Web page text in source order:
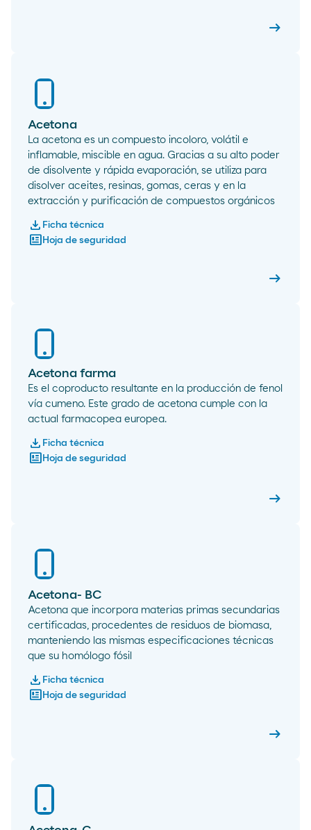
arrow_right_altAMS-R
Acetona
La acetona es un compuesto incoloro, volátil e
inflamable, miscible en agua. Gracias a su alto poder
de disolvente y rápida evaporación, se utiliza para
disolver aceites, resinas, gomas, ceras y en la
extracción y purificación de compuestos orgánicos
download Ficha técnica
newsmode Hoja de seguridad
arrow_right_alt
Acetona farma
Es el coproducto resultante en la producción de fenol
vía cumeno. Este grado de acetona cumple con la
actual farmacopea europea.
download Ficha técnica
newsmode Hoja de seguridad
arrow_right_alt
Acetona- BC
Acetona que incorpora materias primas secundarias
certificadas, procedentes de residuos de biomasa,
manteniendo las mismas especificaciones técnicas
que su homólogo fósil
download Ficha técnica
newsmode Hoja de seguridad
arrow_right_alt